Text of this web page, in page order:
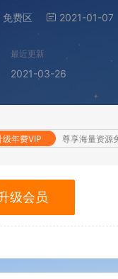
免费区 2021-01-07
最近更新
2021-03-26
级年费VIP 尊享海量资源
级会员